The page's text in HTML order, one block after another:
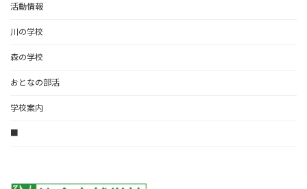
活動情報
川の学校
森の学校
おとなの部活
学校案内
■